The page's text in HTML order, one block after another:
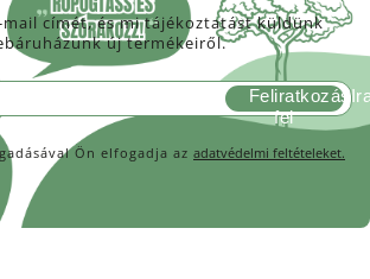
mail címét, és mi tájékoztatást küldünk
új termékeiről.
Ön elfogadja az adatvédelmi feltételeket.
Feliratkozás